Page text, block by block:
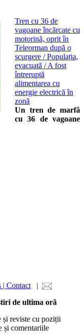
Tren cu 36 de
vagoane încărcate cu
motorină, oprit în
Teleorman după o
scurgere / Populația,
evacuată / A fost
întreruptă
alimentarea cu
energie electrică în
zonă
Un tren de marfă
cu 36 de vagoane
| Contact |
de ultima oră
și reviste cu poziții
și comentariile